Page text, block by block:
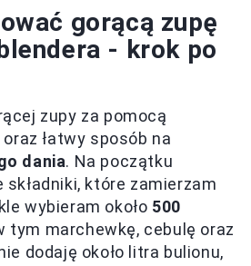
gorącą zupę
- krok po
zupy za pomocą
łatwy sposób na
dania. Na początku
które zamierzam
wybieram około 500
tym marchewkę, cebulę oraz
dodaję około litra bulionu,